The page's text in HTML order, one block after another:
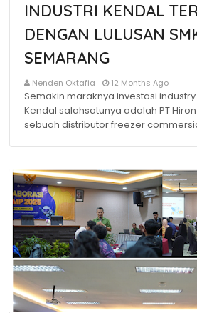
INDUSTRI KENDAL
DENGAN LULUSAN
SEMARANG
Nenden Oktafia 12 Months Ago
Semakin maraknya investasi
Kendal salahsatunya adalah PT
sebuah distributor freezer